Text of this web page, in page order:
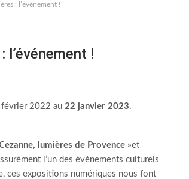
: l’événement !
l’événement !
février 2022 au 22 janvier 2023.
lumières de Provence »et
l’un des événements culturels
ces expositions numériques nous font